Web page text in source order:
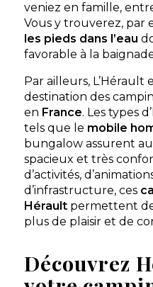
veniez en famille,
Vous y trouverez, par
les pieds dans l’eau
favorable à la
Par ailleurs, L’Hérault
destination des
en France. Les types
tels que le mobile
bungalow assurent
spacieux et très
d’activités,
d’infrastructure, ces
Hérault permettent
plus de plaisir et de
Découvrez
Afficher
Cottage Caïcos Spa
Tribu Premium — 6
chambres / 12
personnes
6 chambres - 12
personnes - 66 m²
Cottage Caïcos
Premium — 3
personnes
3 chambres - 6
personnes - 33 m²